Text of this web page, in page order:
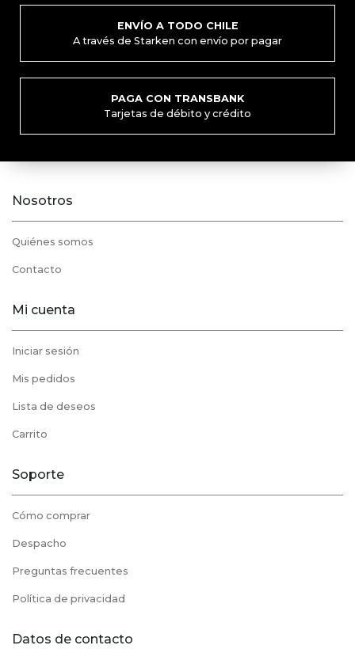
ENVÍO A TODO CHILE
A través de Starken con envío por pagar
PAGA CON TRANSBANK
Tarjetas de débito y crédito
Nosotros
Quiénes somos
Contacto
Mi cuenta
Iniciar sesión
Mis pedidos
Lista de deseos
Carrito
Soporte
Cómo comprar
Despacho
Preguntas frecuentes
Política de privacidad
Datos de contacto